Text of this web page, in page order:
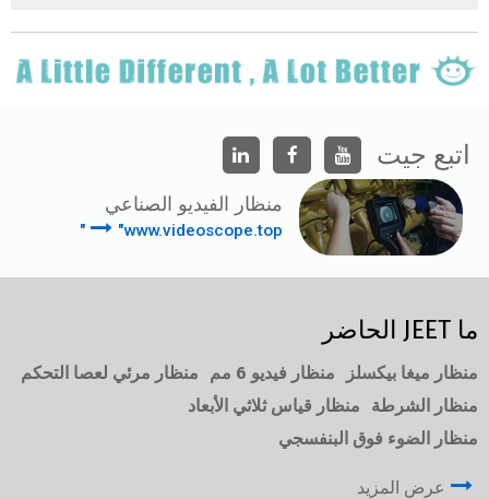
اتبع جيت
منظار الفيديو الصناعي
"www.videoscope.top"
ما JEET الحاضر
منظار ميغا بيكسلز منظار فيديو 6 مم
منظار مرئي لعصا التحكم
منظار الشرطة
منظار قياس ثلاثي الأبعاد
منظار الضوء فوق البنفسجي
عرض المزيد